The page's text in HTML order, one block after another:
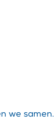
we samen.